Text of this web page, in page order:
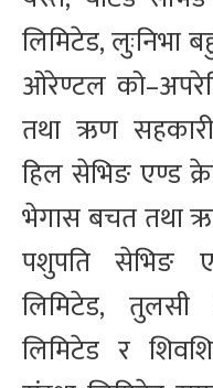
लिमिटेड, लुःनिभा
ओरेण्टल
तथा ऋण
हिल सेभिङ एण्ड
भेगास बचत तथा
पशुपति सेभिङ
लिमिटेड,
लिमिटेड र